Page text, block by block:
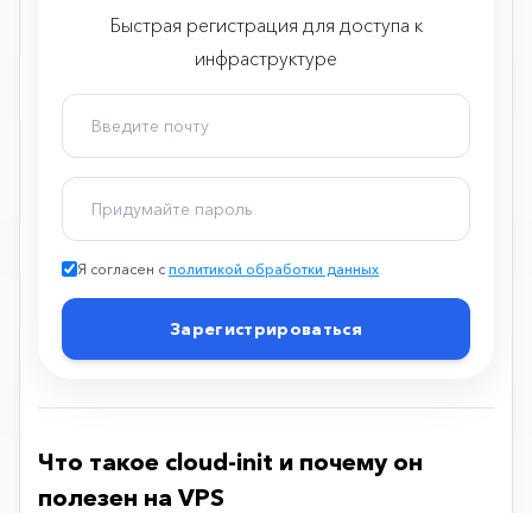
Быстрая регистрация для доступа к
инфраструктуре
Я согласен с политикой обработки данных
Зарегистрироваться
Что такое cloud-init и почему он
полезен на VPS